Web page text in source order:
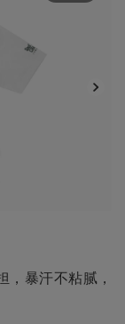
暴汗不粘腻，